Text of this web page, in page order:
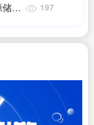
能
197